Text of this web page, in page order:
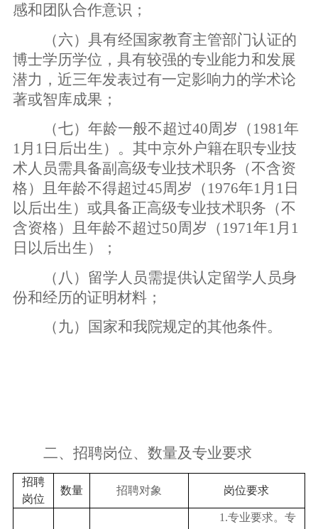
感和团队合作意识；
（六）具有经国家教育主管部门认证的
博士学历学位，具有较强的专业能力和发展
潜力，近三年发表过有一定影响力的学术论
著或智库成果；
（七）年龄一般不超过40周岁（ 1981年
1 月 1 日后出生）。其中京外户籍在职专业技
术人员需具备副高级专业技术职务（不含资
格）且年龄不得超过45周岁（ 1976年1 月 1 日
以后出生）或具备正高级专业技术职务（不
含资格）且年龄不超过50周岁（ 1971年1 月 1
日以后出生）；
（八）留学人员需提供认定留学人员身
份和经历的证明材料；
（九）国家和我院规定的其他条件。
二、招聘岗位、数量及专业要求
招聘
岗位
数量 招聘对象 岗位要求
1.专业要求。专